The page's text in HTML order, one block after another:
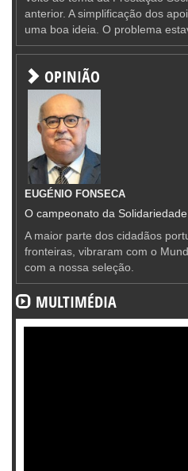
anterior. A simplificação dos
uma boa ideia. O problema
OPINIÃO
EUGÉNIO FONSECA
O campeonato da Solidariedade
A maior parte dos cidadãos
fronteiras, vibraram com o
com a nossa seleção.
MULTIMÉDIA